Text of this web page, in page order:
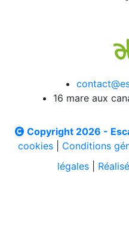
16 mare aux
Copyright 2026 -
cookies| Conditions
légales